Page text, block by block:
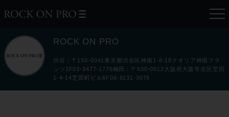
ROCK ON PRO
渋谷：〒150-0041東京都渋谷区神南1-8-18クオリア神南フラ
ッツ1F03-3477-1776梅田：〒530-0012大阪府大阪市北区芝田
1-4-14芝田町ビル6F06-6131-3078